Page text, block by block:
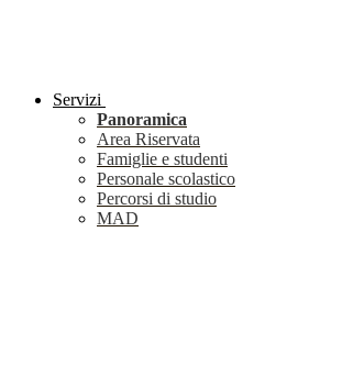
Servizi
Panoramica
Area Riservata
Famiglie e studenti
Personale scolastico
Percorsi di studio
MAD